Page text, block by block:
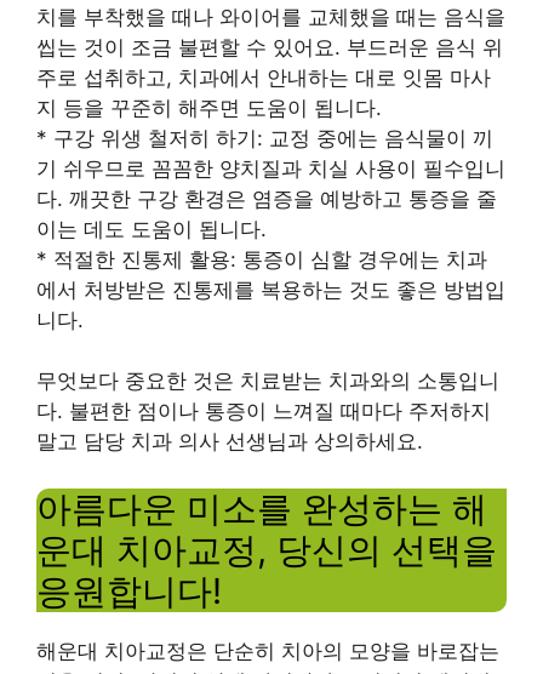
치를 부착했을 때나 와이어를 교체했을 때는 음식을
씹는 것이 조금 불편할 수 있어요. 부드러운 음식 위
주로 섭취하고, 치과에서 안내하는 대로 잇몸 마사
지 등을 꾸준히 해주면 도움이 됩니다.
* 구강 위생 철저히 하기: 교정 중에는 음식물이 끼
기 쉬우므로 꼼꼼한 양치질과 치실 사용이 필수입니
다. 깨끗한 구강 환경은 염증을 예방하고 통증을 줄
이는 데도 도움이 됩니다.
* 적절한 진통제 활용: 통증이 심할 경우에는 치과
에서 처방받은 진통제를 복용하는 것도 좋은 방법입
니다.
무엇보다 중요한 것은 치료받는 치과와의 소통입니
다. 불편한 점이나 통증이 느껴질 때마다 주저하지
말고 담당 치과 의사 선생님과 상의하세요.
아름다운 미소를 완성하는 해
운대 치아교정, 당신의 선택을
응원합니다!
해운대 치아교정은 단순히 치아의 모양을 바로잡는